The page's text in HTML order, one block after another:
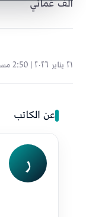
٢١ يناير ٢٠٢٦ | 2:50 مساءً
عن الكاتب
ر